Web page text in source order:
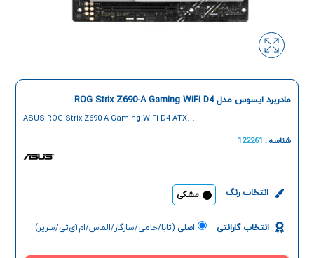
مادربرد ایسوس مدل ROG Strix Z690-A Gaming WiFi D4
ASUS ROG Strix Z690-A Gaming WiFi D4 ATX
شناسه : 122261
انتخاب رنگ مشکی
انتخاب گارانتی اصلی (تابا/حامی/سازگار/الماس/ام‌آی‌تی/سریر)